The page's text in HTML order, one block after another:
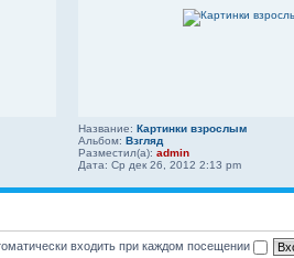
Название: Картинки взрослым
Альбом: Взгляд
Разместил(а): admin
Дата: Ср дек 26, 2012 2:13 pm
входить при каждом посещении